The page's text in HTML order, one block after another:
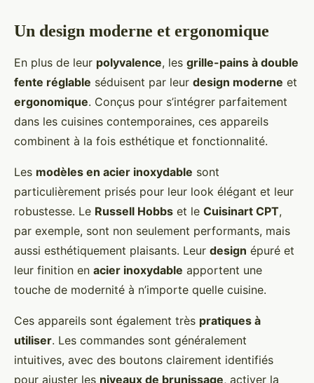
Un design moderne et ergonomique
En plus de leur polyvalence, les grille-pains à double
fente réglable séduisent par leur design moderne et
ergonomique. Conçus pour s’intégrer parfaitement
dans les cuisines contemporaines, ces appareils
combinent à la fois esthétique et fonctionnalité.
Les modèles en acier inoxydable sont
particulièrement prisés pour leur look élégant et leur
robustesse. Le Russell Hobbs et le Cuisinart CPT,
par exemple, sont non seulement performants, mais
aussi esthétiquement plaisants. Leur design épuré et
leur finition en acier inoxydable apportent une
touche de modernité à n’importe quelle cuisine.
Ces appareils sont également très pratiques à
utiliser. Les commandes sont généralement
intuitives, avec des boutons clairement identifiés
pour ajuster les niveaux de brunissage, activer la